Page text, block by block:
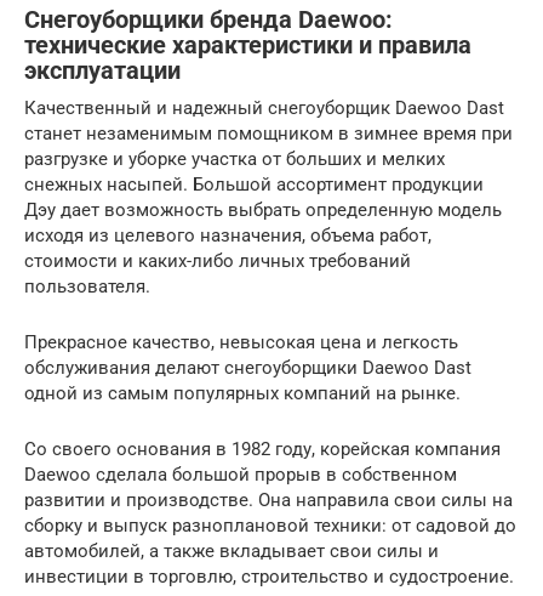
Снегоуборщики бренда Daewoo:
технические характеристики и правила
эксплуатации
Качественный и надежный снегоуборщик Daewoo Dast
станет незаменимым помощником в зимнее время при
разгрузке и уборке участка от больших и мелких
снежных насыпей. Большой ассортимент продукции
Дэу дает возможность выбрать определенную модель
исходя из целевого назначения, объема работ,
стоимости и каких-либо личных требований
пользователя.
Прекрасное качество, невысокая цена и легкость
обслуживания делают снегоуборщики Daewoo Dast
одной из самым популярных компаний на рынке.
Со своего основания в 1982 году, корейская компания
Daewoo сделала большой прорыв в собственном
развитии и производстве. Она направила свои силы на
сборку и выпуск разноплановой техники: от садовой до
автомобилей, а также вкладывает свои силы и
инвестиции в торговлю, строительство и судостроение.